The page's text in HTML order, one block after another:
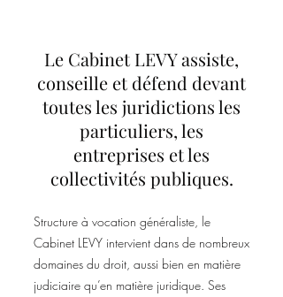
Le Cabinet LEVY assiste,
conseille et défend devant
toutes les juridictions les
particuliers, les
entreprises et les
collectivités publiques.
Structure à vocation généraliste, le
Cabinet LEVY intervient dans de nombreux
domaines du droit, aussi bien en matière
judiciaire qu’en matière juridique. Ses